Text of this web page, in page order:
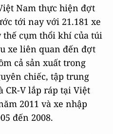
Nam thực hiện đợt
tới nay với 21.181 xe
thế cụm thổi khí của túi
xe liên quan đến đợt
cả sản xuất trong
chiếc, tập trung
CR-V lắp ráp tại Việt
2011 và xe nhập
đến 2008.